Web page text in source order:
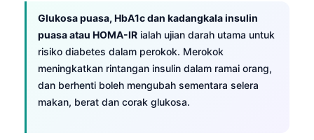
Glukosa puasa, HbA1c dan kadangkala insulin
puasa atau HOMA-IR ialah ujian darah utama untuk
risiko diabetes dalam perokok. Merokok
meningkatkan rintangan insulin dalam ramai orang,
dan berhenti boleh mengubah sementara selera
makan, berat dan corak glukosa.
हिन्दी
Bahasa Indonesia
Հայերեն
Íslenska
Српски језик